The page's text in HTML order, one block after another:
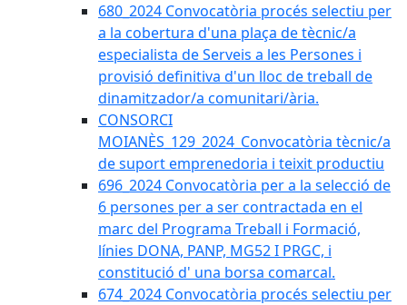
680_2024 Convocatòria procés selectiu per
a la cobertura d'una plaça de tècnic/a
especialista de Serveis a les Persones i
provisió definitiva d'un lloc de treball de
dinamitzador/a comunitari/ària.
CONSORCI
MOIANÈS_129_2024_Convocatòria tècnic/a
de suport emprenedoria i teixit productiu
696_2024 Convocatòria per a la selecció de
6 persones per a ser contractada en el
marc del Programa Treball i Formació,
línies DONA, PANP, MG52 I PRGC, i
constitució d' una borsa comarcal.
674_2024 Convocatòria procés selectiu per